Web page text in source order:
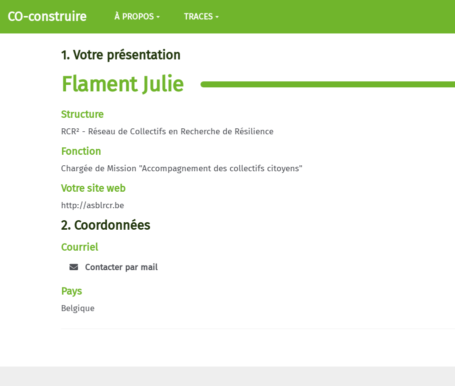
Aller au contenu principal
CO-construire À PROPOS TRACES
1. Votre présentation
Flament Julie
Structure
RCR² - Réseau de Collectifs en Recherche de Résilience
Fonction
Chargée de Mission "Accompagnement des collectifs citoyens"
Votre site web
http://asblrcr.be
2. Coordonnées
Courriel
Contacter par mail
Pays
Belgique